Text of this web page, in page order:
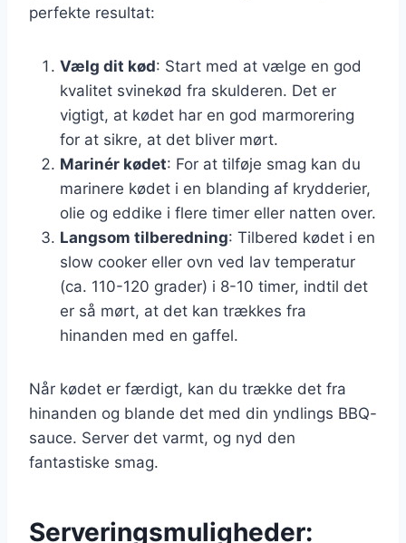
perfekte resultat:
Vælg dit kød: Start med at vælge en god
kvalitet svinekød fra skulderen. Det er
vigtigt, at kødet har en god marmorering
for at sikre, at det bliver mørt.
Marinér kødet: For at tilføje smag kan du
marinere kødet i en blanding af krydderier,
olie og eddike i flere timer eller natten over.
Langsom tilberedning: Tilbered kødet i en
slow cooker eller ovn ved lav temperatur
(ca. 110-120 grader) i 8-10 timer, indtil det
er så mørt, at det kan trækkes fra
hinanden med en gaffel.
Når kødet er færdigt, kan du trække det fra
hinanden og blande det med din yndlings BBQ-
sauce. Server det varmt, og nyd den
fantastiske smag.
Serveringsmuligheder: